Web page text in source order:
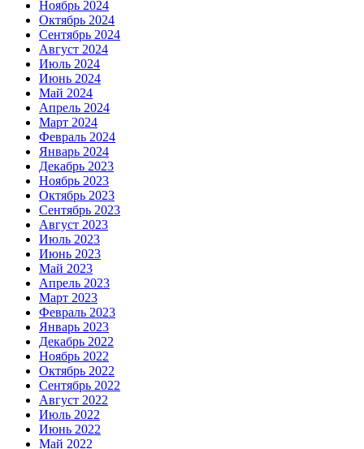
Ноябрь 2024
Октябрь 2024
Сентябрь 2024
Август 2024
Июль 2024
Июнь 2024
Май 2024
Апрель 2024
Март 2024
Февраль 2024
Январь 2024
Декабрь 2023
Ноябрь 2023
Октябрь 2023
Сентябрь 2023
Август 2023
Июль 2023
Июнь 2023
Май 2023
Апрель 2023
Март 2023
Февраль 2023
Январь 2023
Декабрь 2022
Ноябрь 2022
Октябрь 2022
Сентябрь 2022
Август 2022
Июль 2022
Июнь 2022
Май 2022